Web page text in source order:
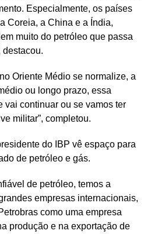
Especialmente, os países
Coreia, a China e a Índia,
muito do petróleo que passa
destacou.
Oriente Médio se normalize, a
ou longo prazo, essa
vai continuar ou se vamos ter
militar”, completou.
do IBP vê espaço para
de petróleo e gás.
de petróleo, temos a
empresas internacionais,
como uma empresa
produção e na exportação de